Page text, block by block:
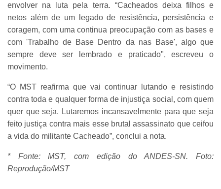
envolver na luta pela terra. “Cacheados deixa filhos e
netos além de um legado de resistência, persistência e
coragem, com uma continua preocupação com as bases e
com 'Trabalho de Base Dentro da nas Base', algo que
sempre deve ser lembrado e praticado", escreveu o
movimento.
“O MST reafirma que vai continuar lutando e resistindo
contra toda e qualquer forma de injustiça social, com quem
quer que seja. Lutaremos incansavelmente para que seja
feito justiça contra mais esse brutal assassinato que ceifou
a vida do militante Cacheado”, conclui a nota.
* Fonte: MST, com edição do ANDES-SN. Foto:
Reprodução/MST